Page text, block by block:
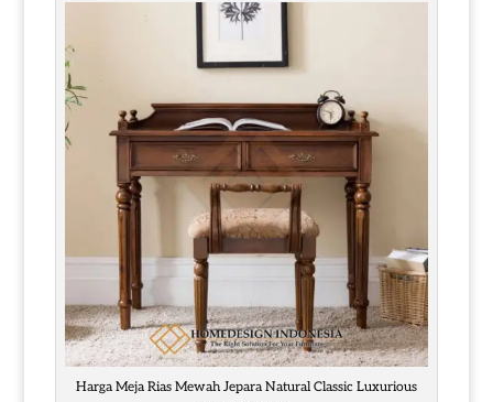
Harga Meja Rias Mewah Jepara Natural Classic Luxurious